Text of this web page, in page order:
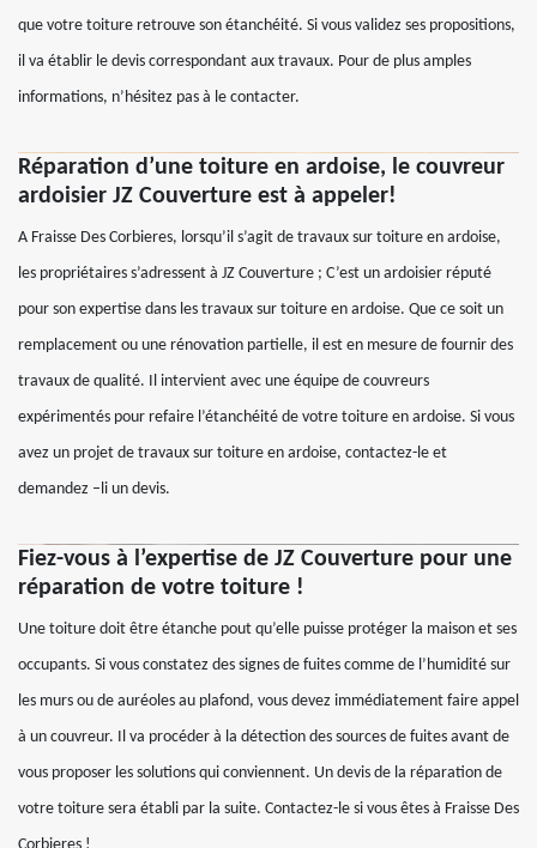
que votre toiture retrouve son étanchéité. Si vous validez ses propositions,
il va établir le devis correspondant aux travaux. Pour de plus amples
informations, n’hésitez pas à le contacter.
Réparation d’une toiture en ardoise, le couvreur
ardoisier JZ Couverture est à appeler!
A Fraisse Des Corbieres, lorsqu’il s’agit de travaux sur toiture en ardoise,
les propriétaires s’adressent à JZ Couverture ; C’est un ardoisier réputé
pour son expertise dans les travaux sur toiture en ardoise. Que ce soit un
remplacement ou une rénovation partielle, il est en mesure de fournir des
travaux de qualité. Il intervient avec une équipe de couvreurs
expérimentés pour refaire l’étanchéité de votre toiture en ardoise. Si vous
avez un projet de travaux sur toiture en ardoise, contactez-le et
demandez –li un devis.
Fiez-vous à l’expertise de JZ Couverture pour une
réparation de votre toiture !
Une toiture doit être étanche pout qu’elle puisse protéger la maison et ses
occupants. Si vous constatez des signes de fuites comme de l’humidité sur
les murs ou de auréoles au plafond, vous devez immédiatement faire appel
à un couvreur. Il va procéder à la détection des sources de fuites avant de
vous proposer les solutions qui conviennent. Un devis de la réparation de
votre toiture sera établi par la suite. Contactez-le si vous êtes à Fraisse Des